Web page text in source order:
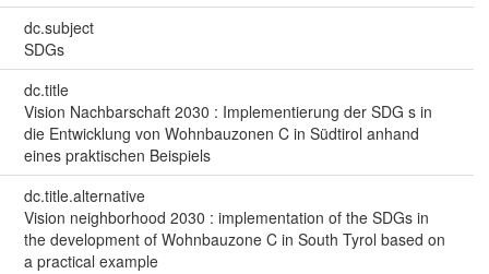
dc.subject
SDGs
dc.title
Vision Nachbarschaft 2030 : Implementierung der SDG s in
die Entwicklung von Wohnbauzonen C in Südtirol anhand
eines praktischen Beispiels
dc.title.alternative
Vision neighborhood 2030 : implementation of the SDGs in
the development of Wohnbauzone C in South Tyrol based on
a practical example